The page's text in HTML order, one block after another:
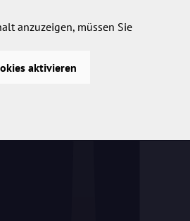
anzuzeigen, müssen Sie
aktivieren